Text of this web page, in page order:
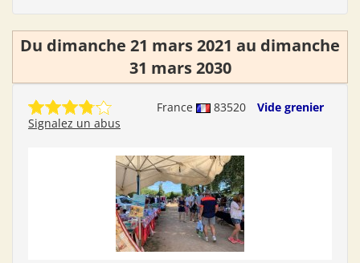
Du dimanche 21 mars 2021 au dimanche
31 mars 2030
France 83520
Vide grenier
Signalez un abus